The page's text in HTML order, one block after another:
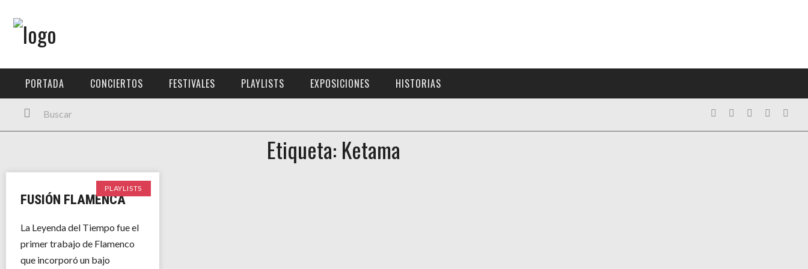
PORTADA
FESTIVALES
HISTORIAS
PORTADA CONCIERTOS FESTIVALES PLAYLISTS EXPOSICIONES HISTORIAS
Etiqueta: Ketama
PLAYLISTS
FUSIÓN FLAMENCA
La Leyenda del Tiempo fue el
primer trabajo de Flamenco
que incorporó un bajo